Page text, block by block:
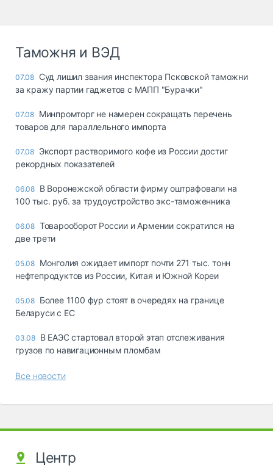
Таможня и ВЭД
07.08 Суд лишил звания инспектора Псковской таможни
за кражу партии гаджетов с МАПП "Бурачки"
07.08 Минпромторг не намерен сокращать перечень
товаров для параллельного импорта
07.08 Экспорт растворимого кофе из России достиг
рекордных показателей
06.08 В Воронежской области фирму оштрафовали на
100 тыс. руб. за трудоустройство экс-таможенника
06.08 Товарооборот России и Армении сократился на
две трети
05.08 Монголия ожидает импорт почти 271 тыс. тонн
нефтепродуктов из России, Китая и Южной Кореи
05.08 Более 1100 фур стоят в очередях на границе
Беларуси с ЕС
03.08 В ЕАЭС стартовал второй этап отслеживания
грузов по навигационным пломбам
Все новости
Центр